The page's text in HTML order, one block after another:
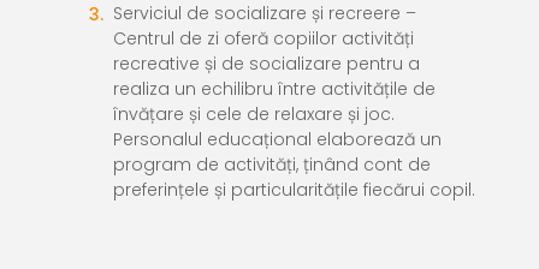
Serviciul de socializare și recreere –
Centrul de zi oferă copiilor activități
recreative și de socializare pentru a
realiza un echilibru între activitățile de
învățare și cele de relaxare și joc.
Personalul educațional elaborează un
program de activități, ținând cont de
preferințele și particularitățile fiecărui copil.